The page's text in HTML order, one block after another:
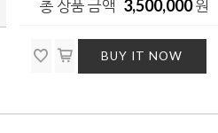
총 상품 금액 3,500,000원
BUY IT NOW